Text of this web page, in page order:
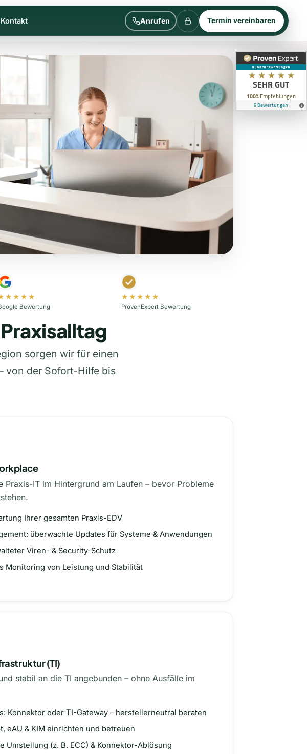
Kontakt Anrufen Termin vereinbaren
Bewertung
★★★★★
ProvenExpert Bewertung
sorgen wir für einen
von der Sofort-Hilfe bis
Praxis-IT im Hintergrund am Laufen – bevor Probleme
Ihrer gesamten Praxis-EDV
überwachte Updates für Systeme & Anwendungen
Viren- & Security-Schutz
Monitoring von Leistung und Stabilität
(TI)
stabil an die TI angebunden – ohne Ausfälle im
Konnektor oder TI-Gateway – herstellerneutral beraten
eAU & KIM einrichten und betreuen
Umstellung (z. B. ECC) & Konnektor-Ablösung